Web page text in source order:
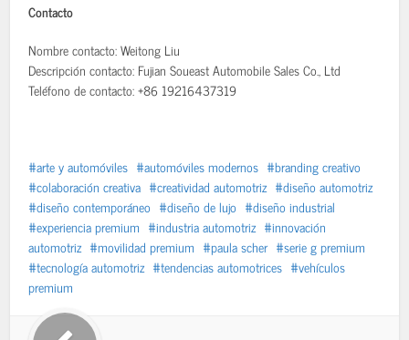
Contacto
Nombre contacto: Weitong Liu
Descripción contacto: Fujian Soueast Automobile Sales Co., Ltd
Teléfono de contacto: +86 19216437319
arte y automóviles automóviles modernos
branding creativo
colaboración creativa
creatividad automotriz
diseño automotriz
diseño contemporáneo
diseño de lujo
diseño industrial
experiencia premium
industria automotriz
innovación
automotriz
movilidad premium paula scher
serie g premium
tecnología automotriz
tendencias automotrices
vehículos
premium